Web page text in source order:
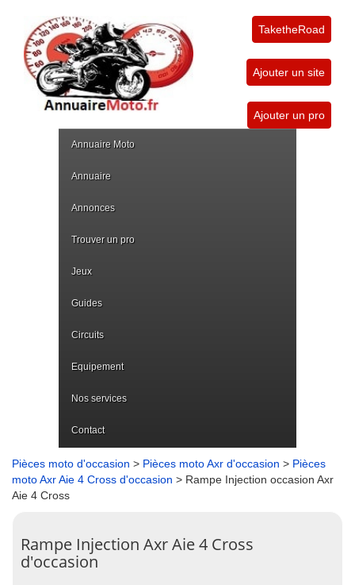
TaketheRoad
Ajouter un site
Ajouter un pro
Annuaire Moto
Annuaire
Annonces
Trouver un pro
Jeux
Guides
Circuits
Equipement
Nos services
Contact
Pièces moto d'occasion > Pièces moto Axr d'occasion > Pièces
moto Axr Aie 4 Cross d'occasion > Rampe Injection occasion Axr
Aie 4 Cross
Rampe Injection Axr Aie 4 Cross
d'occasion